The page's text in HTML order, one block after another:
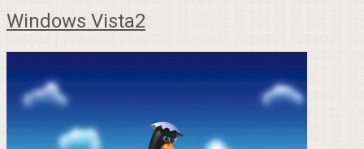
Windows Vista2